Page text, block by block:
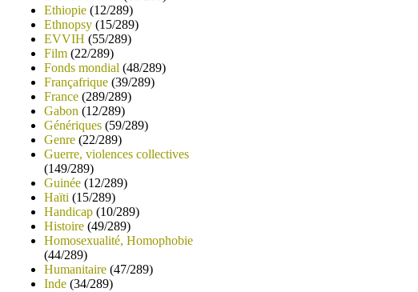
Ethiopie (12/289)
Ethnopsy (15/289)
EVVIH (55/289)
Film (22/289)
Fonds mondial (48/289)
Françafrique (39/289)
France (289/289)
Gabon (12/289)
Génériques (59/289)
Genre (22/289)
Guerre, violences collectives
(149/289)
Guinée (12/289)
Haïti (15/289)
Handicap (10/289)
Histoire (49/289)
Homosexualité, Homophobie
(44/289)
Humanitaire (47/289)
Inde (34/289)